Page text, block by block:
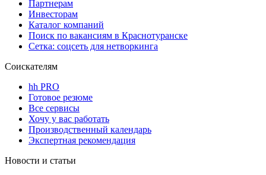
Партнерам
Инвесторам
Каталог компаний
Поиск по вакансиям в Краснотуранске
Сетка: соцсеть для нетворкинга
Соискателям
hh PRO
Готовое резюме
Все сервисы
Хочу у вас работать
Производственный календарь
Экспертная рекомендация
Новости и статьи